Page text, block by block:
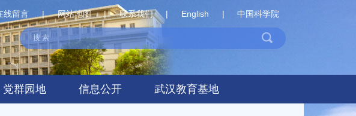
中国科学院
|
English
|
联系我们
|
网站地图
|
线留言
党群园地 信息公开 武汉教育基地